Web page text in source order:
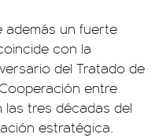
además un fuerte
con la
del Tratado de
entre
las tres décadas del
estratégica.